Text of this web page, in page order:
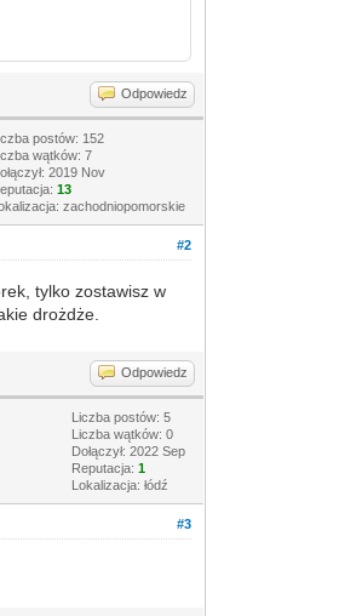
Odpowiedz
postów: 152
wątków: 7
2019 Nov
13
zachodniopomorskie
#2
tylko zostawisz w
drożdże.
Odpowiedz
Liczba postów: 5
Liczba wątków: 0
Dołączył: 2022 Sep
Reputacja:1
Lokalizacja: łódź
#3